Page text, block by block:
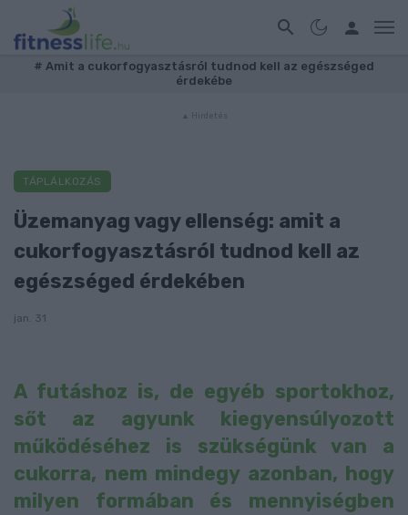
# Amit a cukorfogyasztásról tudnod kell az egészséged
érdekébe
TÁPLÁLKOZÁS
Üzemanyag vagy ellenség: amit a
cukorfogyasztásról tudnod kell az
egészséged érdekében
jan. 31
A futáshoz is, de egyéb sportokhoz,
sőt az agyunk kiegyensúlyozott
működéséhez is szükségünk van a
cukorra, nem mindegy azonban, hogy
milyen formában és mennyiségben